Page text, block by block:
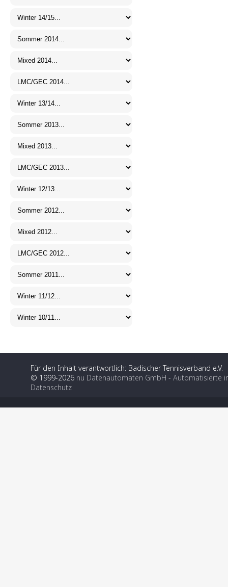
Für den Inhalt verantwortlich: Badischer Tennisverband e.V.
© 1999-2026 nu Datenautomaten GmbH - Automatisierte
Datenschutz